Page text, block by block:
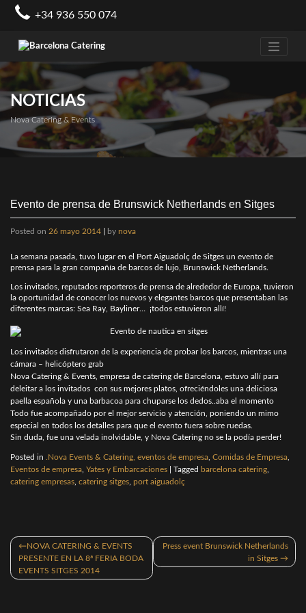
+34 936 550 074
NOTICIAS
Nova Catering & Events
Evento de prensa de Brunswick Netherlands en Sitges
Posted on 26 mayo 2014 by nova
La semana pasada, tuvo lugar en el Port Aiguadolç de Sitges un evento de
prensa para la gran compañía de barcos de lujo, Brunswick Netherlands.
Los invitados, reputados reporteros de prensa de alrededor de Europa, tuvieron
la oportunidad de conocer los nuevos y elegantes barcos que presentaban las
diferentes marcas: Sea Ray, Bayliner… ¡todos estuvieron allí!
Los invitados disfrutaron de la experiencia de probar los barcos, mientras una
cámara – helicóptero grab
Nova Catering & Events, empresa de catering de Barcelona, estuvo allí para
deleitar a los invitados con sus mejores platos, ofreciéndoles una deliciosa
paella española y una barbacoa para chuparse los dedos..aba el momento
Todo fue acompañado por el mejor servicio y atención, poniendo un mimo
especial en todos los detalles para que el evento fuera sobre ruedas.
Sin duda, fue una velada inolvidable, y Nova Catering no se la podía perder!
Posted in .Nova Events & Catering, eventos de empresa, Comidas de Empresa,
Eventos de empresa, Yates y Embarcaciones Tagged barcelona catering,
catering empresas, catering sitges, port aiguadolç
Navegación
de
entradas
NOVA CATERING & EVENTS
PRESENTE EN LA 8ª FERIA BODA
EVENTS SITGES 2014
Press event Brunswick Netherlands
in Sitges